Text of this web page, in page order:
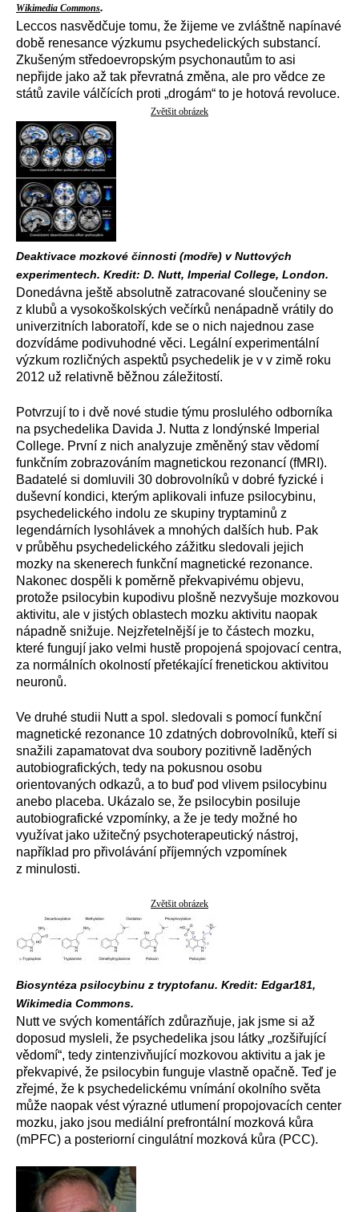
Wikimedia Commons.
Leccos nasvědčuje tomu, že žijeme ve zvláštně napínavé
době renesance výzkumu psychedelických substancí.
Zkušeným středoevropským psychonautům to asi
nepřijde jako až tak převratná změna, ale pro vědce ze
států zavile válčících proti „drogám“ to je hotová revoluce.
Zvětšit obrázek
Deaktivace mozkové činnosti (modře) v Nuttových
experimentech. Kredit: D. Nutt, Imperial College, London.
Donedávna ještě absolutně zatracované sloučeniny se
z klubů a vysokoškolských večírků nenápadně vrátily do
univerzitních laboratoří, kde se o nich najednou zase
dozvídáme podivuhodné věci. Legální experimentální
výzkum rozličných aspektů psychedelik je v v zimě roku
2012 už relativně běžnou záležitostí.
Potvrzují to i dvě nové studie týmu proslulého odborníka
na psychedelika Davida J. Nutta z londýnské Imperial
College. První z nich analyzuje změněný stav vědomí
funkčním zobrazováním magnetickou rezonancí (fMRI).
Badatelé si domluvili 30 dobrovolníků v dobré fyzické i
duševní kondici, kterým aplikovali infuze psilocybinu,
psychedelického indolu ze skupiny tryptaminů z
legendárních lysohlávek a mnohých dalších hub. Pak
v průběhu psychedelického zážitku sledovali jejich
mozky na skenerech funkční magnetické rezonance.
Nakonec dospěli k poměrně překvapivému objevu,
protože psilocybin kupodivu plošně nezvyšuje mozkovou
aktivitu, ale v jistých oblastech mozku aktivitu naopak
nápadně snižuje. Nejzřetelnější je to částech mozku,
které fungují jako velmi hustě propojená spojovací centra,
za normálních okolností přetékající frenetickou aktivitou
neuronů.
Ve druhé studii Nutt a spol. sledovali s pomocí funkční
magnetické rezonance 10 zdatných dobrovolníků, kteří si
snažili zapamatovat dva soubory pozitivně laděných
autobiografických, tedy na pokusnou osobu
orientovaných odkazů, a to buď pod vlivem psilocybinu
anebo placeba. Ukázalo se, že psilocybin posiluje
autobiografické vzpomínky, a že je tedy možné ho
využívat jako užitečný psychoterapeutický nástroj,
například pro přivolávání příjemných vzpomínek
z minulosti.
Zvětšit obrázek
Biosyntéza psilocybinu z tryptofanu. Kredit: Edgar181,
Wikimedia Commons.
Nutt ve svých komentářích zdůrazňuje, jak jsme si až
doposud mysleli, že psychedelika jsou látky „rozšiřující
vědomí“, tedy zintenzivňující mozkovou aktivitu a jak je
překvapivé, že psilocybin funguje vlastně opačně. Teď je
zřejmé, že k psychedelickému vnímání okolního světa
může naopak vést výrazné utlumení propojovacích center
mozku, jako jsou mediální prefrontální mozková kůra
(mPFC) a posteriorní cingulátní mozková kůra (PCC).